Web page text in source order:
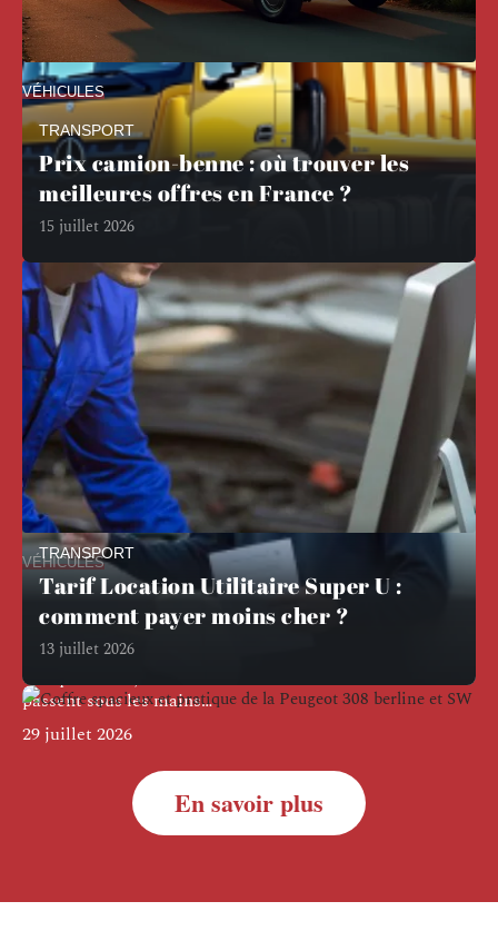
TRANSPORT
Prix camion-benne : où trouver les
meilleures offres en France ?
15 juillet 2026
TRANSPORT
Tarif Location Utilitaire Super U :
comment payer moins cher ?
13 juillet 2026
VÉHICULES
La Ford Taunus et ses versions rares :
trésors insoupçonnés
La Ford Taunus, souvent perçue comme une voiture
familiale classique des années…
31 juillet 2026
VÉHICULES
Ce que contient vraiment un centre de
contrôle technique : le matériel
derrière la visite
Chaque année, des dizaines de millions de véhicules
passent sous les mains…
29 juillet 2026
En savoir plus